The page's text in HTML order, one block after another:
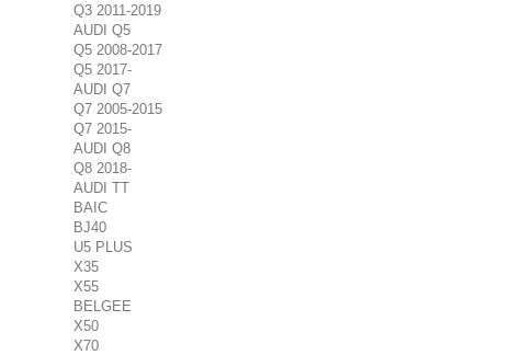
Q3 2011-2019
AUDI Q5
Q5 2008-2017
Q5 2017-
AUDI Q7
Q7 2005-2015
Q7 2015-
AUDI Q8
Q8 2018-
AUDI TT
BAIC
BJ40
U5 PLUS
X35
X55
BELGEE
X50
X70